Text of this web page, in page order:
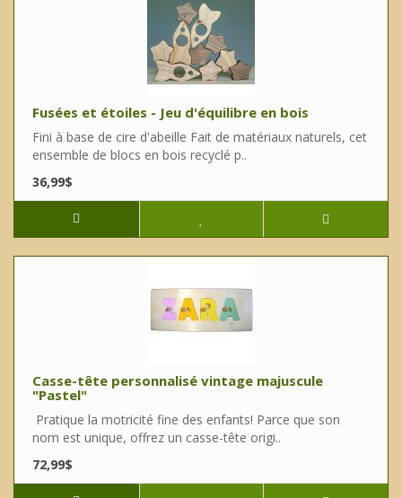
Fusées et étoiles - Jeu d'équilibre en bois
Fini à base de cire d'abeille Fait de matériaux naturels, cet
ensemble de blocs en bois recyclé p..
36,99$
Casse-tête personnalisé vintage majuscule
"Pastel"
Pratique la motricité fine des enfants! Parce que son
nom est unique, offrez un casse-tête origi..
72,99$